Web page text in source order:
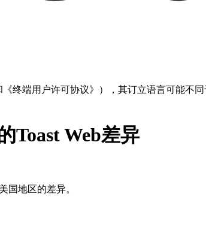
终端用户许可协议》），其订立语言可能不
Toast Web差异
国地区的差异。